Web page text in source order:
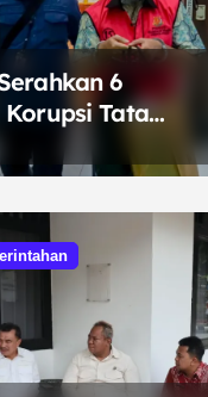
6
Tata
ke Penuntut